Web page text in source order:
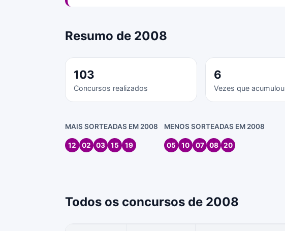
Resumo de 2008
103
Concursos realizados
6
Vezes que acumulou
MAIS SORTEADAS EM 2008
12 02 03 15 19
MENOS SORTEADAS EM 2008
05 10 07 08 20
Todos os concursos de 2008